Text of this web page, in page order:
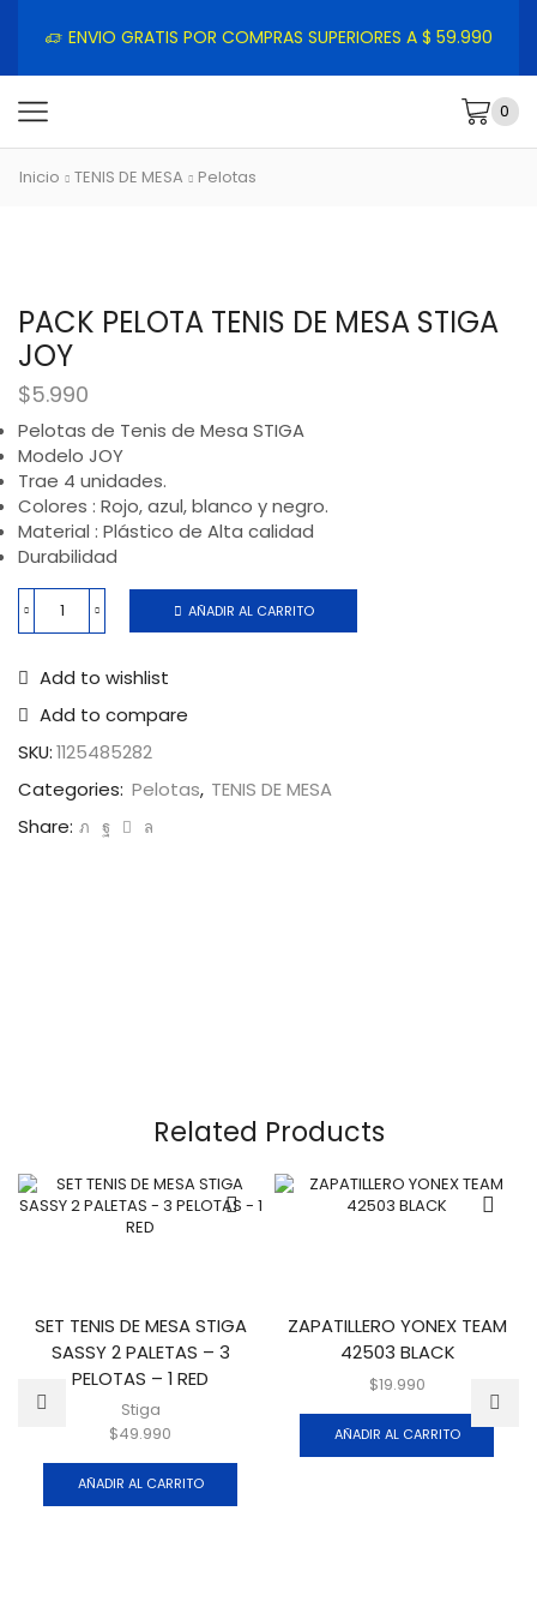
ENVIO GRATIS POR COMPRAS SUPERIORES A $ 59.990
0
Inicio TENIS DE MESA Pelotas
PACK PELOTA TENIS DE MESA STIGA
JOY
$5.990
Pelotas de Tenis de Mesa STIGA
Modelo JOY
Trae 4 unidades.
Colores : Rojo, azul, blanco y negro.
Material : Plástico de Alta calidad
Durabilidad
AÑADIR AL CARRITO
Add to wishlist
Add to compare
SKU:1125485282
Categories: Pelotas, TENIS DE MESA
Share:
Related Products
SET TENIS DE MESA STIGA
SASSY 2 PALETAS – 3
PELOTAS – 1 RED
Stiga
$49.990
AÑADIR AL CARRITO
ZAPATILLERO YONEX TEAM
42503 BLACK
$19.990
AÑADIR AL CARRITO